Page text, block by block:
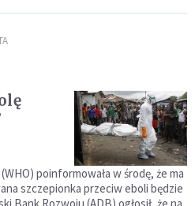
poinformowała w środę, że ma
szczepionka przeciw eboli będzie